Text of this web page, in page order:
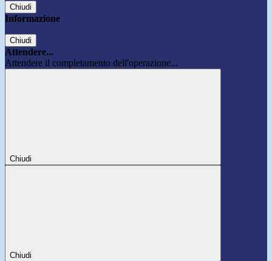
Chiudi
Informazione
Chiudi
Attendere...
Attendere il completamento dell'operazione...
Chiudi
Chiudi